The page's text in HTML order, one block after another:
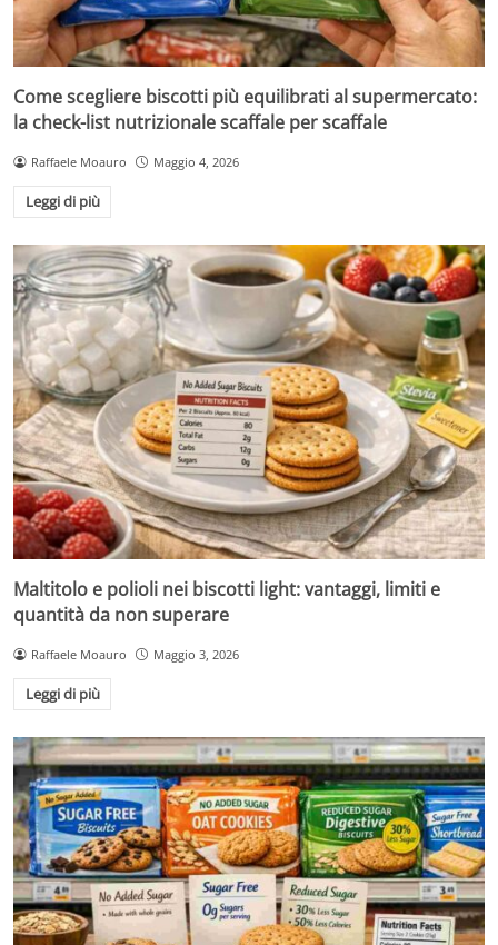
Come scegliere biscotti più equilibrati al supermercato:
la check-list nutrizionale scaffale per scaffale
Raffaele Moauro Maggio 4, 2026
Leggi di più
Maltitolo e polioli nei biscotti light: vantaggi, limiti e
quantità da non superare
Raffaele Moauro Maggio 3, 2026
Leggi di più